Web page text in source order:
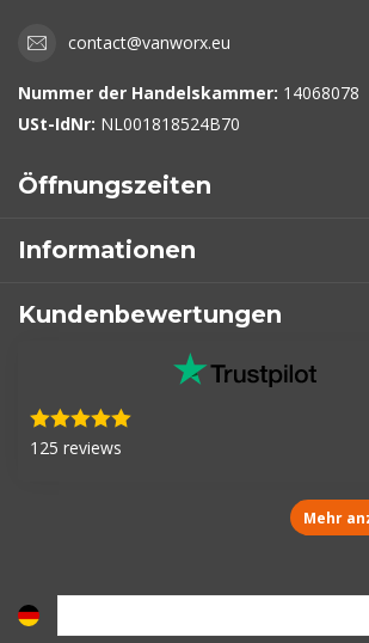
contact@vanworx.eu
Nummer der Handelskammer: 14068078
USt-IdNr: NL001818524B70
Öffnungszeiten
Informationen
Kundenbewertungen
125 reviews
Mehr